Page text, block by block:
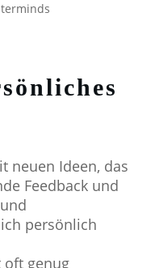
neuen Ideen, das
Feedback und
persönlich
oft genug